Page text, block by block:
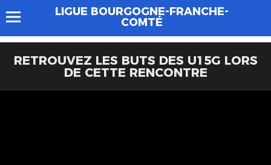
LIGUE BOURGOGNE-FRANCHE-
COMTÉ
RETROUVEZ LES BUTS DES U15G LORS
DE CETTE RENCONTRE